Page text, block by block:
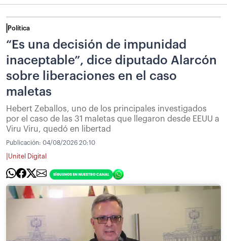
Política
“Es una decisión de impunidad
inaceptable”, dice diputado Alarcón
sobre liberaciones en el caso
maletas
Hebert Zeballos, uno de los principales investigados
por el caso de las 31 maletas que llegaron desde EEUU a
Viru Viru, quedó en libertad
Publicación: 04/08/2026 20:10
Unitel Digital